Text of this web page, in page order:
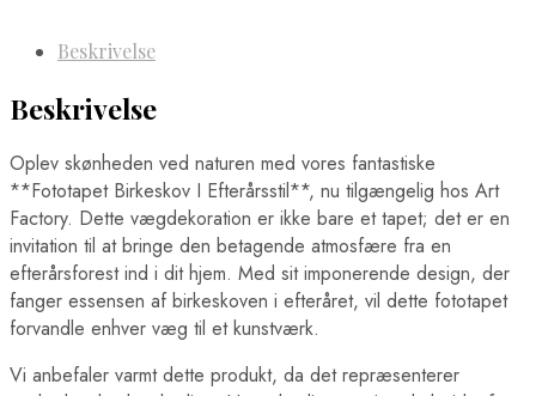
Beskrivelse
Beskrivelse
Oplev skønheden ved naturen med vores fantastiske
**Fototapet Birkeskov I Efterårsstil**, nu tilgængelig hos Art
Factory. Dette vægdekoration er ikke bare et tapet; det er en
invitation til at bringe den betagende atmosfære fra en
efterårsforest ind i dit hjem. Med sit imponerende design, der
fanger essensen af birkeskoven i efteråret, vil dette fototapet
forvandle enhver væg til et kunstværk.
Vi anbefaler varmt dette produkt, da det repræsenterer